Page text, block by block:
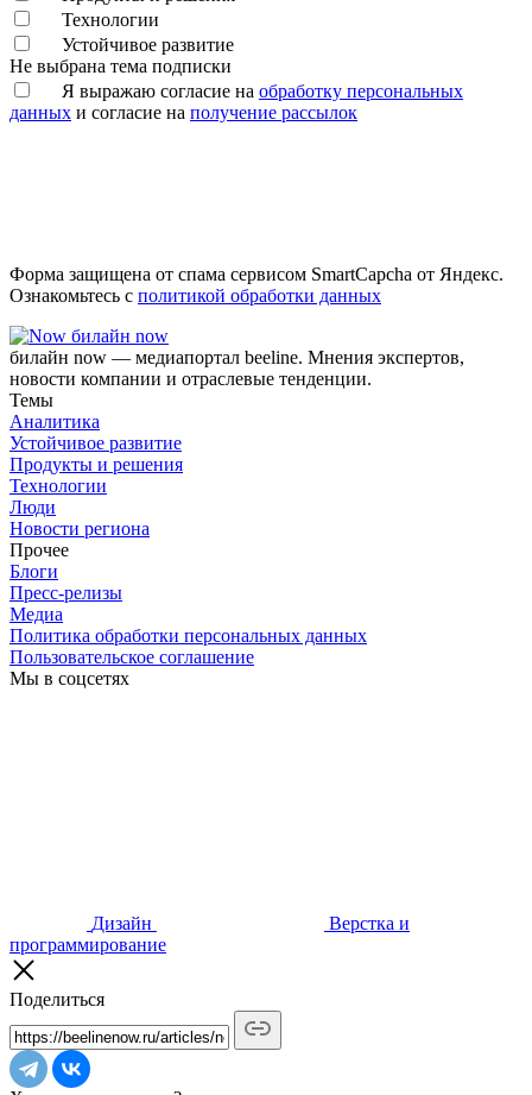
Технологии
Устойчивое развитие
Не выбрана тема подписки
Я выражаю согласие на обработку персональных
данных и согласие на получение рассылок
Форма защищена от спама сервисом SmartCapcha от Яндекс.
Ознакомьтесь с политикой обработки данных
билайн now
билайн now — медиапортал beeline. Мнения экспертов,
новости компании и отраслевые тенденции.
Темы
Аналитика
Устойчивое развитие
Продукты и решения
Технологии
Люди
Новости региона
Прочее
Блоги
Пресс-релизы
Медиа
Политика обработки персональных данных
Пользовательское соглашение
Мы в соцсетях
Дизайн
Верстка и
программирование
Поделиться